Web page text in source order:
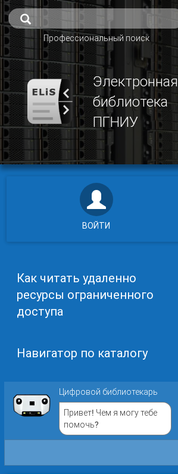
Профессиональный поиск
Электронная
библиотека
ПГНИУ
ВОЙТИ
Как читать удаленно
ресурсы ограниченного
доступа
Навигатор по каталогу
Цифровой библиотекарь
Привет! Чем я могу тебе
помочь?